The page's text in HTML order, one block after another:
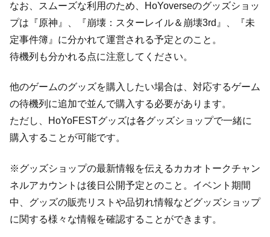
なお、スムーズな利用のため、HoYoverseのグッズショッ
プは『原神』、『崩壊：スターレイル＆崩壊3rd』、『未
定事件簿』に分かれて運営される予定とのこと。
待機列も分かれる点に注意してください。
他のゲームのグッズを購入したい場合は、対応するゲーム
の待機列に追加で並んで購入する必要があります。
ただし、HoYoFESTグッズは各グッズショップで一緒に
購入することが可能です。
※グッズショップの最新情報を伝えるカカオトークチャン
ネルアカウントは後日公開予定とのこと。イベント期間
中、グッズの販売リストや品切れ情報などグッズショップ
に関する様々な情報を確認することができます。